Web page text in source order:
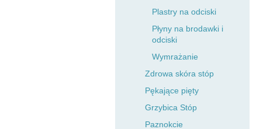
Plastry na odciski
Płyny na brodawki i
odciski
Wymrażanie
Zdrowa skóra stóp
Pękające pięty
Grzybica Stóp
Paznokcie